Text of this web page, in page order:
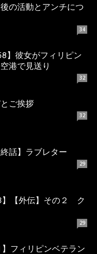
の活動とアンチにつ
34
】彼女がフィリピン
港で見送り
32
ご挨拶
32
話】ラブレター
29
】【外伝】その２ ク
29
】フィリピンベテラン